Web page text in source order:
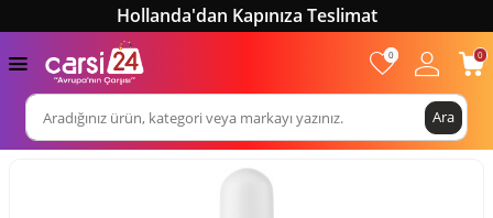
Hollanda'dan Kapınıza Teslimat
Ara
0 0